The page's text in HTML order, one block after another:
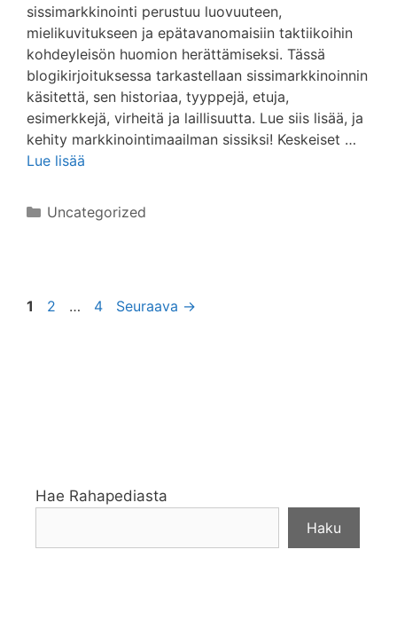
sissimarkkinointi perustuu luovuuteen,
mielikuvitukseen ja epätavanomaisiin taktiikoihin
kohdeyleisön huomion herättämiseksi. Tässä
blogikirjoituksessa tarkastellaan sissimarkkinoinnin
käsitettä, sen historiaa, tyyppejä, etuja,
esimerkkejä, virheitä ja laillisuutta. Lue siis lisää, ja
kehity markkinointimaailman sissiksi! Keskeiset …
Lue lisää
Kategoriat
Uncategorized
Sivu
1 Sivu
2 … Sivu
4 Seuraava →
Hae Rahapediasta
Haku